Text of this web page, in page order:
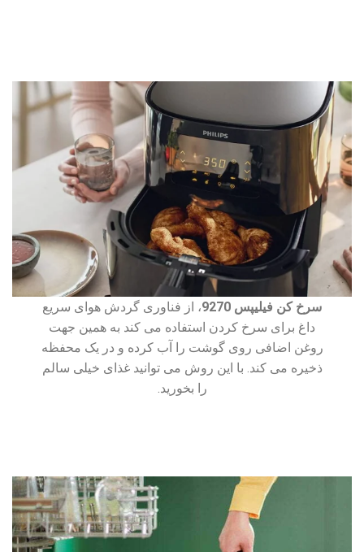
سرخ کن فیلیپس 9270
، از فناوری گردش هوای سریع
داغ برای سرخ کردن استفاده می کند به همین جهت
روغن اضافی روی گوشت را آب کرده و در یک محفظه
ذخیره می کند. با این روش می توانید غذای خیلی سالم
را بخورید.